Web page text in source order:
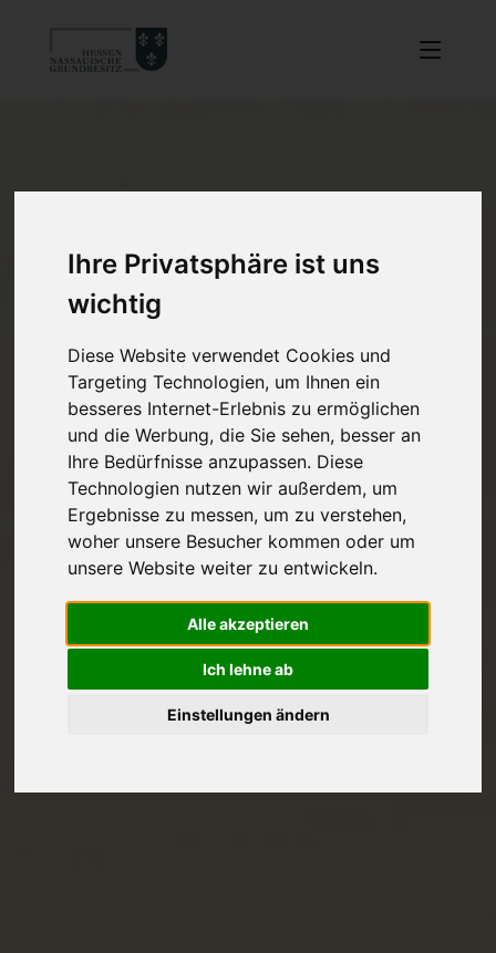
Ihre Privatsphäre ist uns
wichtig
Diese Website verwendet Cookies und
Targeting Technologien, um Ihnen ein
besseres Internet-Erlebnis zu ermöglichen
und die Werbung, die Sie sehen, besser an
Ihre Bedürfnisse anzupassen. Diese
Technologien nutzen wir außerdem, um
Ergebnisse zu messen, um zu verstehen,
woher unsere Besucher kommen oder um
unsere Website weiter zu entwickeln.
Alle akzeptieren
Ich lehne ab
Einstellungen ändern